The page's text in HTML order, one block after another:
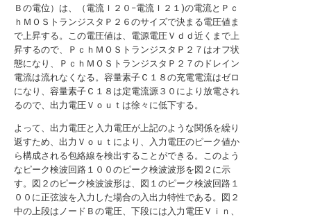
Ｂの電位）は、（電流Ｉ２０−電流Ｉ２１)の電流とＰｃ
ｈＭＯＳトランジスタＰ２６のサイズで決まる電圧値ま
で上昇する。この電圧値は、電源電圧Ｖｄｄ近くまで上
昇するので、ＰｃｈＭＯＳトランジスタＰ２７はオフ状
態になり、ＰｃｈＭＯＳトランジスタＰ２７のドレイン
電流は流れなくなる。容量素子Ｃ１８の充電電流はゼロ
になり、容量素子Ｃ１８は定電流源３０により放電され
るので、出力電圧Ｖｏｕｔは徐々に低下する。
よって、出力電圧と入力電圧が上記のような関係を繰り
返すため、出力Ｖｏｕｔにより、入力電圧のピーク値か
ら構成される包絡線を検出することができる。このよう
なピーク検波回路１００のピーク検波波形を図２に示
す。図２のピーク検波波形は、図１のピーク検波回路１
００に正弦波を入力した場合の入出力特性である。図２
中の上段はノードＢの電圧、下段には入力電圧Ｖｉｎ、